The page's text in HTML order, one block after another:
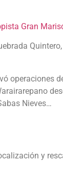
Gran
operaciones
Nieves…
y